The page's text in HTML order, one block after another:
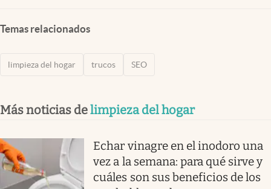
Temas relacionados
limpieza del hogar trucos SEO
Más noticias delimpieza del hogar
Echar vinagre en el inodoro una
vez a la semana: para qué sirve y
cuáles son sus beneficios de los